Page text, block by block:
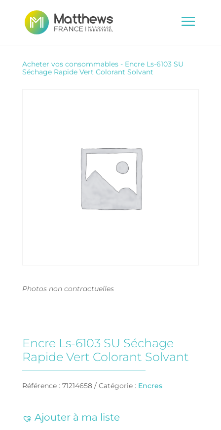
Acheter vos consommables- Encre Ls-6103 SU
Séchage Rapide Vert Colorant Solvant
Photos non contractuelles
Encre Ls-6103 SU Séchage
Rapide Vert Colorant Solvant
Référence : 71214658 Catégorie : Encres
Ajouter à ma liste